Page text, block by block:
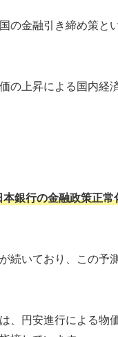
の金融引き締め策と
の上昇による国内経
銀行の金融政策正
続いており、この予
、円安進行による物